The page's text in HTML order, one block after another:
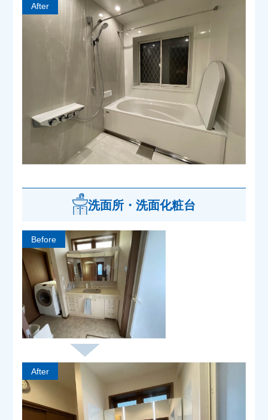
After
洗面所・洗面化粧台
Before
After